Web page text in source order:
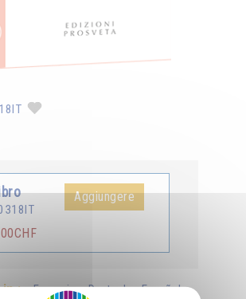
Aggiungere
: Français Deutsch Español